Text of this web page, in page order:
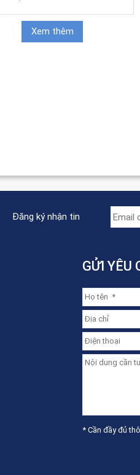
Xem thêm
Đăng ký nhận tin
GỬI YÊU
* Cần đầy đủ